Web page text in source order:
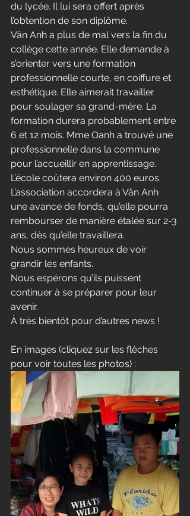
du lycée. Il lui sera offert après
l’obtention de son diplôme.
Vân Anh a plus de mal vers la fin du
collège cette année. Elle demande à
s’orienter vers une formation
professionnelle courte, en coiffure et
esthétique. Elle aimerait travailler
pour soulager sa grand-mère. La
formation durera probablement entre
6 et 12 mois. Mme Oanh a trouvé une
professionnelle dans la commune
pour l’accueillir en apprentissage.
L’école coûtera environ 400 euros.
L’association accordera à Vân Anh
une avance de fonds, qu’elle pourra
rembourser de manière étalée sur 2-3
ans, dès qu’elle travaillera.
Nous sommes heureux de voir
grandir les enfants.
Nous espérons qu’ils puissent
continuer à se préparer pour leur
avenir.
À très bientôt pour d’autres news !
En images (cliquez sur les flèches
pour voir toutes les photos) :